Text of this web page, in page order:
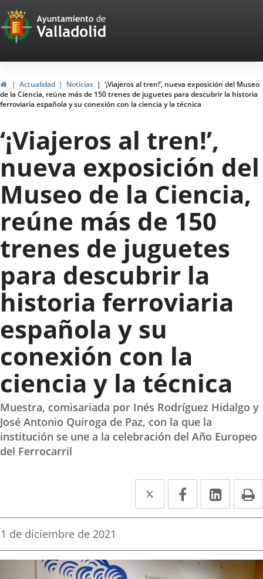
Portal
Web
del
Ayuntamiento
de
Valladolid
InicioActualidad Noticias
‘¡Viajeros al tren!’, nueva exposición del Museo
de la Ciencia, reúne más de 150 trenes de juguetes para descubrir la historia
ferroviaria española y su conexión con la ciencia y la técnica
‘¡Viajeros al tren!’,
nueva exposición del
Museo de la Ciencia,
reúne más de 150
trenes de juguetes
para descubrir la
historia ferroviaria
española y su
conexión con la
ciencia y la técnica
Muestra, comisariada por Inés Rodríguez Hidalgo y
José Antonio Quiroga de Paz, con la que la
institución se une a la celebración del Año Europeo
del Ferrocarril
Twitter
Enlace
a
aplicación
externa.
Facebook
Enlace
a
aplicación
externa.
Enlace
a
Fecha
la
1 de diciembre de 2021